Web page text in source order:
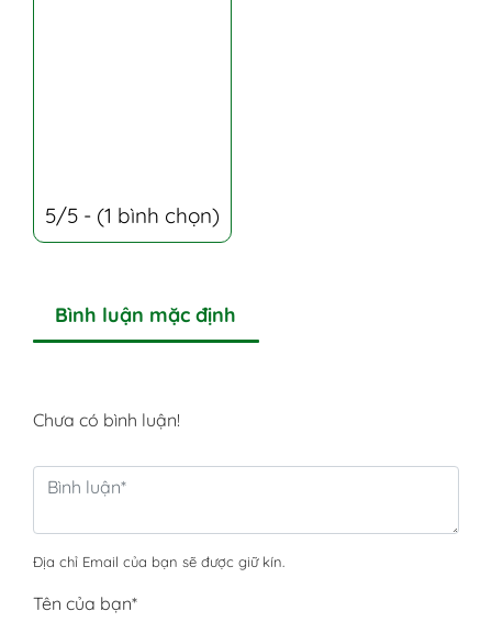
5/5 - (1 bình chọn)
Bình luận mặc định
Chưa có bình luận!
Địa chỉ Email của bạn sẽ được giữ kín.
Tên của bạn*